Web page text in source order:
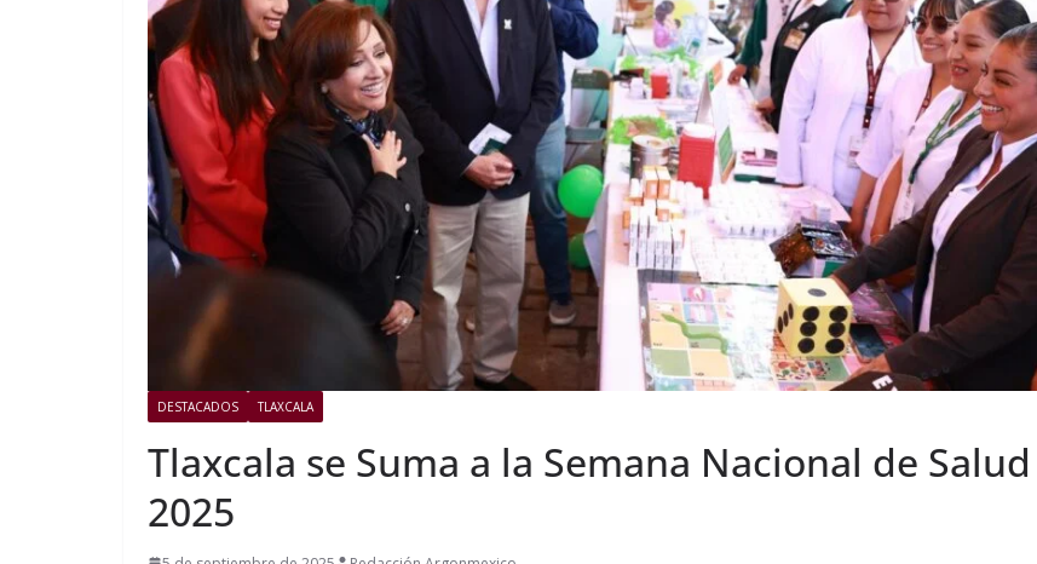
DESTACADOS TLAXCALA
Tlaxcala se Suma a la Semana Nacional de Salud
2025